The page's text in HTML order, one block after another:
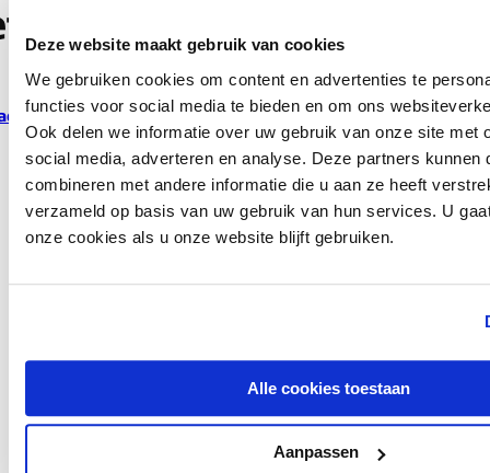
Deze website maakt gebruik van cookies
We gebruiken cookies om content en advertenties te
functies voor social media te bieden en om ons
Ook delen we informatie over uw gebruik van onze site met
social media, adverteren en analyse. Deze partners kunnen
combineren met andere informatie die u aan ze heeft
verzameld op basis van uw gebruik van hun services. U
onze cookies als u onze website blijft gebruiken.
Alle cookies toestaan
Aanpassen
more
global
connectivity
in
2021
Read more